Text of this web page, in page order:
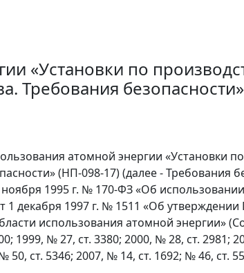
«Установки по
Требования безопасности»
атомной энергии «Установки
(НП-098-17) (далее - Требования
1995 г. № 170-ФЗ «Об
декабря 1997 г. № 1511 «Об
использования атомной энергии»
1999, № 27, ст. 3380; 2000, № 28, ст. 2981;
ст. 5346; 2007, № 14, ст. 1692; № 46, ст.